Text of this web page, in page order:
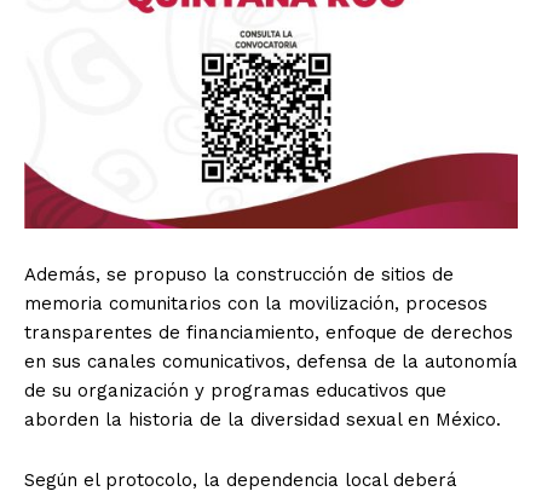
Además, se propuso la construcción de sitios de
memoria comunitarios con la movilización, procesos
transparentes de financiamiento, enfoque de derechos
en sus canales comunicativos, defensa de la autonomía
de su organización y programas educativos que
aborden la historia de la diversidad sexual en México.
Según el protocolo, la dependencia local deberá